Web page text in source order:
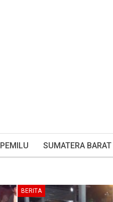
PEMILU SUMATERA BARAT
BERITA